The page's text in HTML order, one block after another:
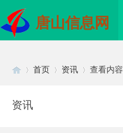
唐山信息网
首页 资讯 查看内容
资讯